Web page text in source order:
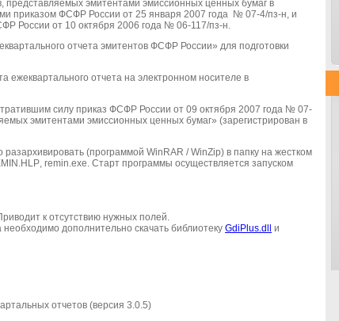
представляемых эмитентами эмиссионных ценных бумаг в
приказом ФСФР России от 25 января 2007 года № 07-4/пз-н, и
России от 10 октября 2006 года № 06-117/пз-н.
отчета эмитентов ФСФР России» для подготовки
ежеквартального отчета на электронном носителе в
силу приказ ФСФР России от 09 октября 2007 года № 07-
эмитентами эмиссионных ценных бумаг» (зарегистрирован в
(программой WinRAR /WinZip) в папку на жестком
.HLP, remin.exe. Старт программы осуществляется запуском
к отсутствию нужных полей.
необходимо дополнительно скачать библиотеку GdiPlus.dll
и
отчетов (версия 3.0.5)